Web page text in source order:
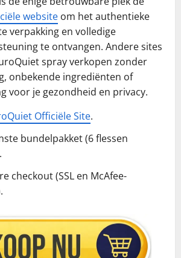
website om het authentieke
verpakking en volledige
te ontvangen. Andere sites
spray verkopen zonder
onbekende ingrediënten of
voor je gezondheid en privacy.
Officiële Site.
bundelpakket (6 flessen
checkout (SSL en McAfee-